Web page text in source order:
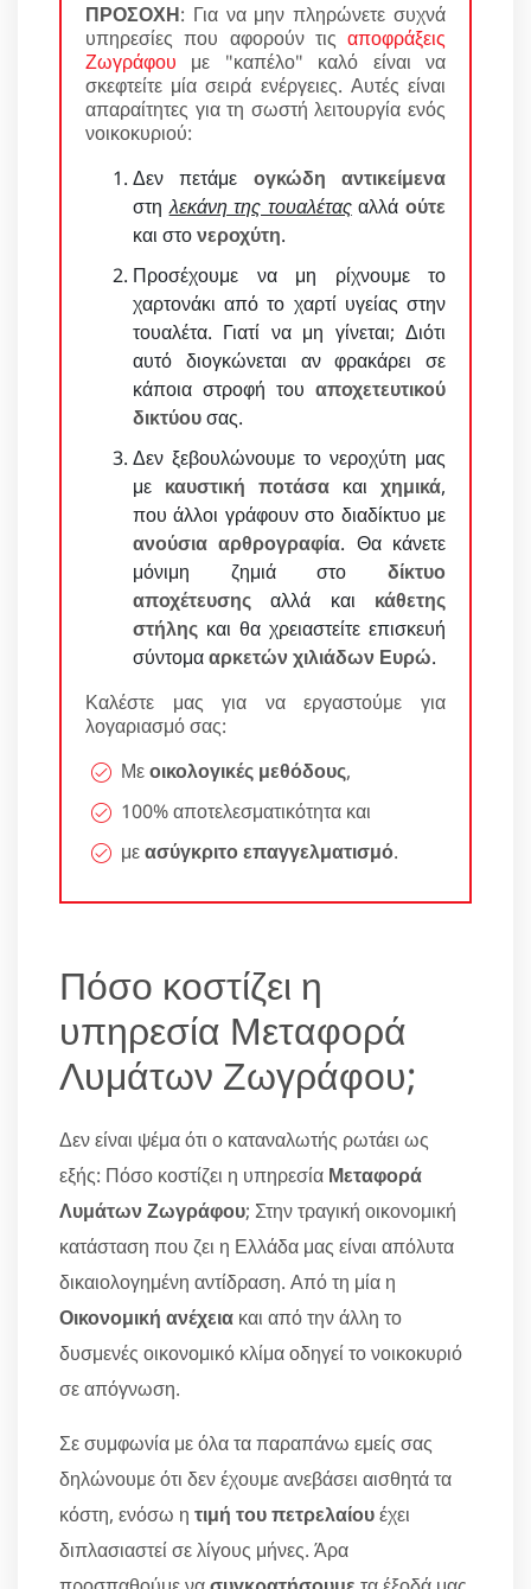
ΠΡΟΣΟΧΗ: Για να μην πληρώνετε συχνά
υπηρεσίες που αφορούν τις αποφράξεις
Ζωγράφου με "καπέλο" καλό είναι να
σκεφτείτε μία σειρά ενέργειες. Αυτές είναι
απαραίτητες για τη σωστή λειτουργία ενός
νοικοκυριού:
Δεν πετάμε ογκώδη αντικείμενα
στηλεκάνη της τουαλέταςαλλάούτε
και στονεροχύτη.
Προσέχουμε να μη ρίχνουμε το
χαρτονάκι από το χαρτί υγείας στην
τουαλέτα. Γιατί να μη γίνεται; Διότι
αυτό διογκώνεται αν φρακάρει σε
κάποια στροφή του αποχετευτικού
δικτύουσας.
Δεν ξεβουλώνουμε το νεροχύτη μας
με καυστική ποτάσα και χημικά,
που άλλοι γράφουν στο διαδίκτυο με
ανούσια αρθρογραφία. Θα κάνετε
μόνιμη ζημιά στο δίκτυο
αποχέτευσης αλλά και κάθετης
στήλης και θα χρειαστείτε επισκευή
σύντομααρκετών χιλιάδων Ευρώ.
Καλέστε μας για να εργαστούμε για
λογαριασμό σας:
Μεοικολογικές μεθόδους,
100% αποτελεσματικότητα και
μεασύγκριτο επαγγελματισμό.
Πόσο κοστίζει η
υπηρεσία Μεταφορά
Λυμάτων Ζωγράφου;
Δεν είναι ψέμα ότι ο καταναλωτής ρωτάει ως
εξής: Πόσο κοστίζει η υπηρεσία Μεταφορά
Λυμάτων Ζωγράφου; Στην τραγική οικονομική
κατάσταση που ζει η Ελλάδα μας είναι απόλυτα
δικαιολογημένη αντίδραση. Από τη μία η
Οικονομική ανέχεια και από την άλλη το
δυσμενές οικονομικό κλίμα οδηγεί το νοικοκυριό
σε απόγνωση.
Σε συμφωνία με όλα τα παραπάνω εμείς σας
δηλώνουμε ότι δεν έχουμε ανεβάσει αισθητά τα
κόστη, ενόσω η τιμή του πετρελαίουέχει
διπλασιαστεί σε λίγους μήνες. Άρα